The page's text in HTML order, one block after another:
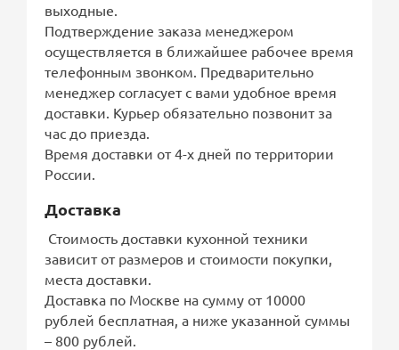
выходные.
Подтверждение заказа менеджером
осуществляется в ближайшее рабочее время
телефонным звонком. Предварительно
менеджер согласует с вами удобное время
доставки. Курьер обязательно позвонит за
час до приезда.
Время доставки от 4-х дней по территории
России.
Доставка
Стоимость доставки кухонной техники
зависит от размеров и стоимости покупки,
места доставки.
Доставка по Москве на сумму от 10000
рублей бесплатная, а ниже указанной суммы
– 800 рублей.